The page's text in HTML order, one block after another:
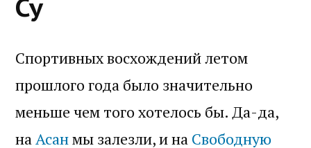
Су
Спортивных восхождений летом
прошлого года было значительно
меньше чем того хотелось бы. Да-да,
наАсанмы залезли, и на Свободную